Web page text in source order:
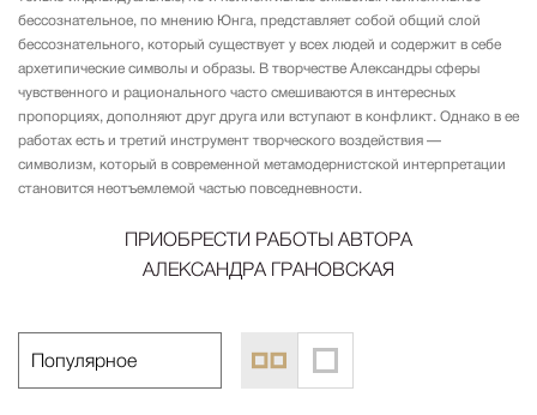
бессознательное, по мнению Юнга, представляет собой общий слой
бессознательного, который существует у всех людей и содержит в себе
архетипические символы и образы. В творчестве Александры сферы
чувственного и рационального часто смешиваются в интересных
пропорциях, дополняют друг друга или вступают в конфликт. Однако в ее
работах есть и третий инструмент творческого воздействия —
символизм, который в современной метамодернистской интерпретации
становится неотъемлемой частью повседневности.
ПРИОБРЕСТИ РАБОТЫ АВТОРА
АЛЕКСАНДРА ГРАНОВСКАЯ